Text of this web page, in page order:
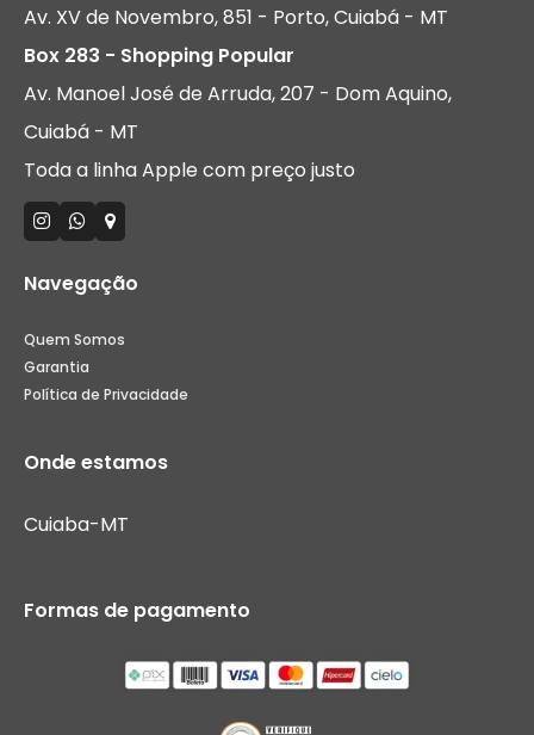
Av. XV de Novembro, 851 - Porto, Cuiabá - MT
Box 283 - Shopping Popular
Av. Manoel José de Arruda, 207 - Dom Aquino,
Cuiabá - MT
Toda a linha Apple com preço justo
Navegação
Quem Somos
Garantia
Política de Privacidade
Onde estamos
Cuiaba-MT
Formas de pagamento